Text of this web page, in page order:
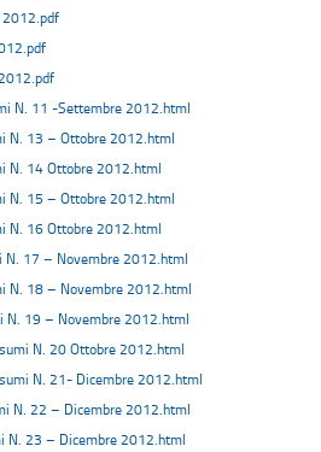
N. 11 -Settembre 2012.html
N. 13 – Ottobre 2012.html
N. 14 Ottobre 2012.html
N. 15 – Ottobre 2012.html
N. 16 Ottobre 2012.html
N. 17 – Novembre 2012.html
N. 18 – Novembre 2012.html
N. 19 – Novembre 2012.html
N. 20 Ottobre 2012.html
N. 21- Dicembre 2012.html
N. 22 – Dicembre 2012.html
N. 23 – Dicembre 2012.html